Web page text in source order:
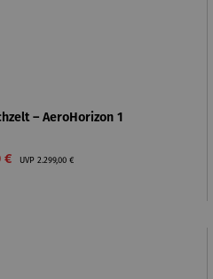
– AeroHorizon 1
€ UVP Regulärer Preis:
2.299,00 €